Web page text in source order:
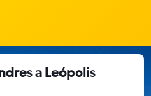
a Leópolis